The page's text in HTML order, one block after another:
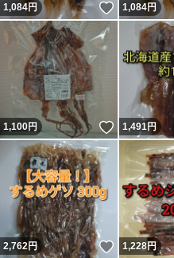
1,084円 いいね！
1,084円
1,100円 いいね！
1,491円
2,762円 いいね！
1,228円